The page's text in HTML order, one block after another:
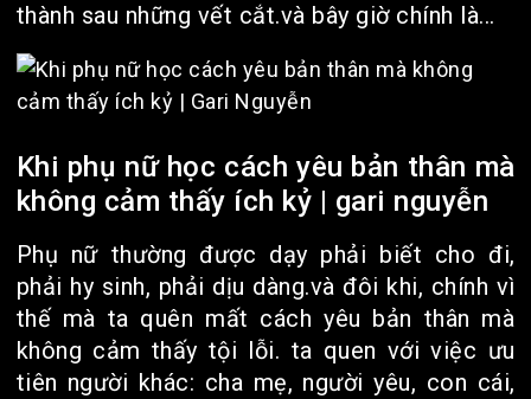
thành sau những vết cắt.và bây giờ chính là...
Khi phụ nữ học cách yêu bản thân mà
không cảm thấy ích kỷ | gari nguyễn
Phụ nữ thường được dạy phải biết cho đi,
phải hy sinh, phải dịu dàng.và đôi khi, chính vì
thế mà ta quên mất cách yêu bản thân mà
không cảm thấy tội lỗi. ta quen với việc ưu
tiên người khác: cha mẹ, người yêu, con cái,